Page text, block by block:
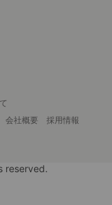
会社概要
採用情報
reserved.